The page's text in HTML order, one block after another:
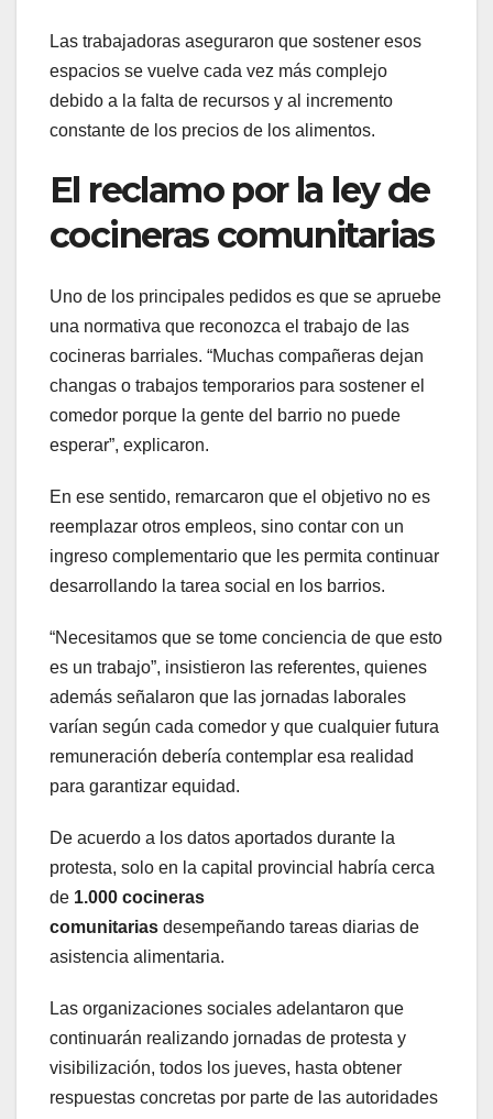
Las trabajadoras aseguraron que sostener esos
espacios se vuelve cada vez más complejo
debido a la falta de recursos y al incremento
constante de los precios de los alimentos.
El reclamo por la ley de
cocineras comunitarias
Uno de los principales pedidos es que se apruebe
una normativa que reconozca el trabajo de las
cocineras barriales. “Muchas compañeras dejan
changas o trabajos temporarios para sostener el
comedor porque la gente del barrio no puede
esperar”, explicaron.
En ese sentido, remarcaron que el objetivo no es
reemplazar otros empleos, sino contar con un
ingreso complementario que les permita continuar
desarrollando la tarea social en los barrios.
“Necesitamos que se tome conciencia de que esto
es un trabajo”, insistieron las referentes, quienes
además señalaron que las jornadas laborales
varían según cada comedor y que cualquier futura
remuneración debería contemplar esa realidad
para garantizar equidad.
De acuerdo a los datos aportados durante la
protesta, solo en la capital provincial habría cerca
de 1.000 cocineras
comunitarias desempeñando tareas diarias de
asistencia alimentaria.
Las organizaciones sociales adelantaron que
continuarán realizando jornadas de protesta y
visibilización, todos los jueves, hasta obtener
respuestas concretas por parte de las autoridades